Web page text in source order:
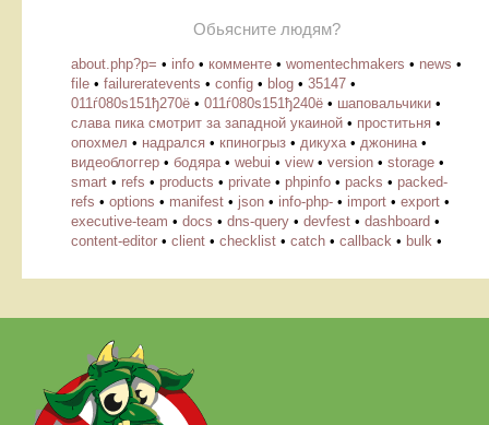
Обьясните людям?
about.php?p= • info • комменте • womentechmakers • news •
file • failureratevents • config • blog • 35147 •
011ѓ080ѕ151ђ270ё • 011ѓ080ѕ151ђ240ё • шаповальчики •
слава пика смотрит за западной укаиной • проститьня •
опохмел • надрался • кпиногрыз • дикуха • джонина •
видеоблоггер • бодяра • webui • view• version • storage •
smart • refs • products • private • phpinfo • packs • packed-
refs • options • manifest • json • info-php- • import • export •
executive-team • docs • dns-query • devfest • dashboard •
content-editor • client • checklist • catch • callback • bulk •